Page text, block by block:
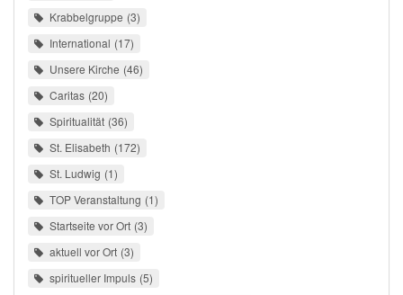
Krabbelgruppe 3
International 17
Unsere Kirche 46
Caritas 20
Spiritualität 36
St. Elisabeth 172
St. Ludwig 1
TOP Veranstaltung 1
Startseite vor Ort 3
aktuell vor Ort 3
spiritueller Impuls 5